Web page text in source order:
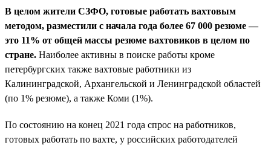
В целом жители СЗФО, готовые работать вахтовым
методом, разместили с начала года более 67 000 резюме —
это 11% от общей массы резюме вахтовиков в целом по
стране. Наиболее активны в поиске работы кроме
петербургских также вахтовые работники из
Калининградской, Архангельской и Ленинградской областей
(по 1% резюме), а также Коми (1%).
По состоянию на конец 2021 года спрос на работников,
готовых работать по вахте, у российских работодателей